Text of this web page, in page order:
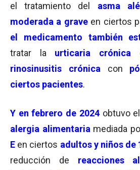
el tratamiento del asma
moderada a grave en ciertos
el medicamento también
tratar la urticaria crónica
rinosinusitis crónica
con
ciertos pacientes.
Y en febrero de 2024obtuvo el
alergia alimentaria mediada
E en ciertos adultos y niños de
reducción de reacciones